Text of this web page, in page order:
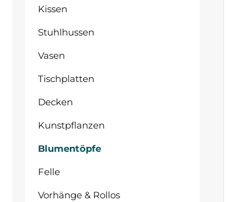
Kissen
Stuhlhussen
Vasen
Tischplatten
Decken
Kunstpflanzen
Blumentöpfe
Felle
Vorhänge & Rollos